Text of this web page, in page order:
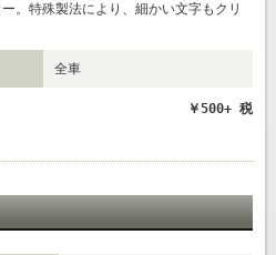
。特殊製法により、細かい文字もクリ
全車
￥500+ 税